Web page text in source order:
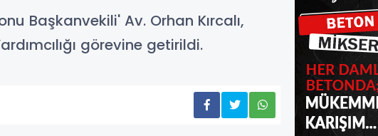
Başkanvekili' Av. Orhan Kırcalı,
görevine getirildi.